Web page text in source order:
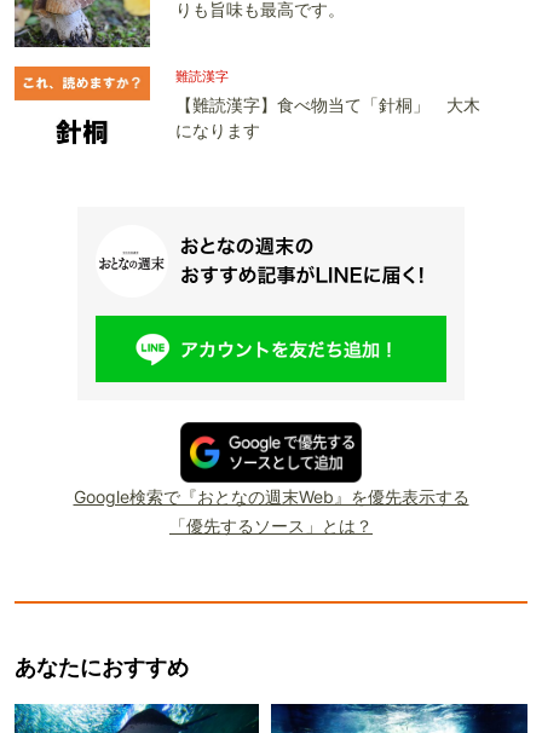
りも旨味も最高です。
難読漢字
【難読漢字】食べ物当て「針桐」 大木
になります
Google検索で『おとなの週末Web』を優先表示する
「優先するソース」とは？
あなたにおすすめ